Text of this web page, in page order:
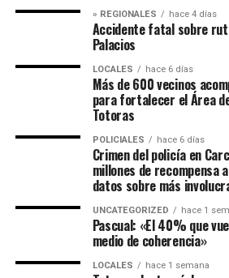
» REGIONALES hace 4 días
Accidente fatal sobre
Palacios
LOCALES hace 6 días
Más de 600 vecinos
para fortalecer el Área
Totoras
POLICIALES hace 6 días
Crimen del policía en
millones de recompensa
datos sobre más
UNCATEGORIZED hace 1
Pascual: «El 40% que
medio de coherencia»
LOCALES hace 1 semana